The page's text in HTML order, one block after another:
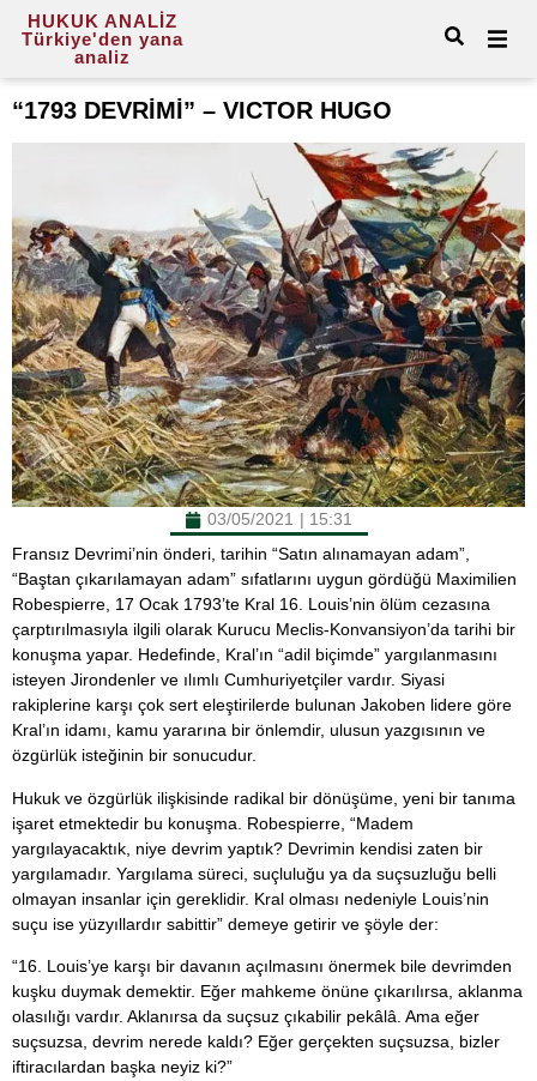
HUKUK ANALİZ
Türkiye'den yana
analiz
“1793 DEVRİMİ” – VICTOR HUGO
03/05/2021 | 15:31
Fransız Devrimi’nin önderi, tarihin “Satın alınamayan adam”,
“Baştan çıkarılamayan adam” sıfatlarını uygun gördüğü Maximilien
Robespierre, 17 Ocak 1793’te Kral 16. Louis’nin ölüm cezasına
çarptırılmasıyla ilgili olarak Kurucu Meclis-Konvansiyon’da tarihi bir
konuşma yapar. Hedefinde, Kral’ın “adil biçimde” yargılanmasını
isteyen Jirondenler ve ılımlı Cumhuriyetçiler vardır. Siyasi
rakiplerine karşı çok sert eleştirilerde bulunan Jakoben lidere göre
Kral’ın idamı, kamu yararına bir önlemdir, ulusun yazgısının ve
özgürlük isteğinin bir sonucudur.
Hukuk ve özgürlük ilişkisinde radikal bir dönüşüme, yeni bir tanıma
işaret etmektedir bu konuşma. Robespierre, “Madem
yargılayacaktık, niye devrim yaptık? Devrimin kendisi zaten bir
yargılamadır. Yargılama süreci, suçluluğu ya da suçsuzluğu belli
olmayan insanlar için gereklidir. Kral olması nedeniyle Louis’nin
suçu ise yüzyıllardır sabittir” demeye getirir ve şöyle der:
“16. Louis’ye karşı bir davanın açılmasını önermek bile devrimden
kuşku duymak demektir. Eğer mahkeme önüne çıkarılırsa, aklanma
olasılığı vardır. Aklanırsa da suçsuz çıkabilir pekâlâ. Ama eğer
suçsuzsa, devrim nerede kaldı? Eğer gerçekten suçsuzsa, bizler
iftiracılardan başka neyiz ki?”